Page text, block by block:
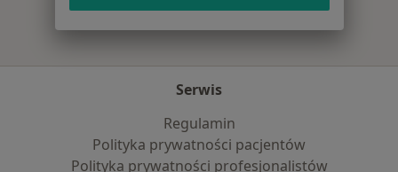
Serwis
Regulamin
Polityka prywatności pacjentów
Polityka prywatności profesjonalistów